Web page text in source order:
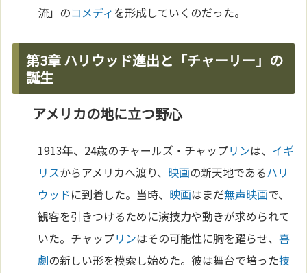
流」のコメディを形成していくのだった。
第3章 ハリウッド進出と「チャーリー」の
誕生
アメリカの地に立つ野心
1913年、24歳のチャールズ・チャップリンは、 イギ
リスからアメリカへ渡り、 映画の新天地であるハリ
ウッドに到着した。当時、 映画はまだ無声映画で、
観客を引きつけるために演技力や動きが求められて
いた。チャップリンはその可能性に胸を躍らせ、喜
劇の新しい形を模索し始めた。彼は舞台で培った技